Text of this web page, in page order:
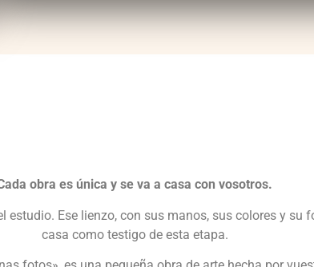
obra es única y se va a casa con vosotros.
Ese lienzo, con sus manos, sus colores y su
casa como testigo de esta etapa.